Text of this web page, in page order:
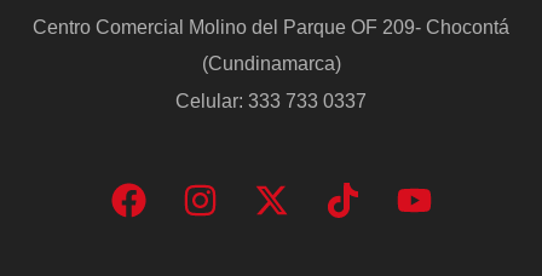
Centro Comercial Molino del Parque OF 209- Chocontá
(Cundinamarca)
Celular: 333 733 0337